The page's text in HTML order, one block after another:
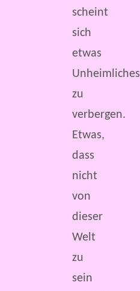
scheint
sich
etwas
Unheimliches
zu
verbergen.
Etwas,
dass
nicht
von
dieser
Welt
zu
sein